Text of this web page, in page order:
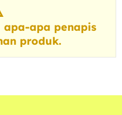
apa-apa penapis
produk.